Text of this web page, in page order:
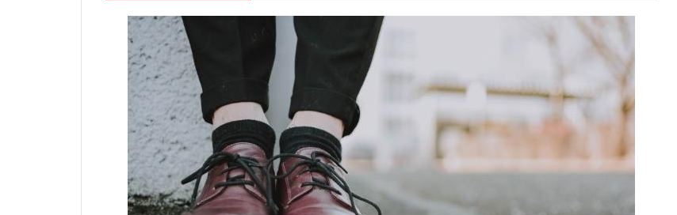
1.1
行動
調査
の目
的
行動
調査
の対
象者
1.3